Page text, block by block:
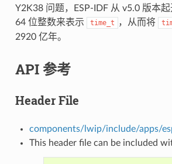
Y2K38 问题，ESP-IDF 从 v5.0 版本
64 位整数来表示
time_t ，从而将
2920 亿年。
API 参考
Header File
components/lwip/include/apps/
This header file can be included